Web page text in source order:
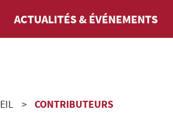
ACTUALITÉS & ÉVÉNEMENTS
CONTRIBUTEURS